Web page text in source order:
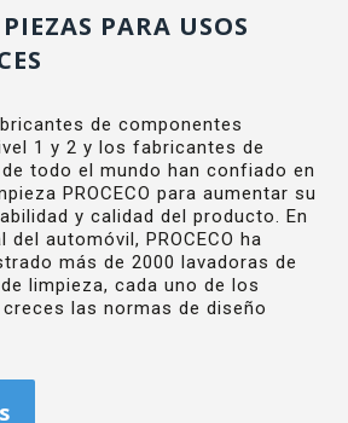
PARA USOS
de componentes
1 y 2 y los fabricantes de
todo el mundo han confiado en
PROCECO para aumentar su
y calidad del producto. En
automóvil, PROCECO ha
más de 2000 lavadoras de
limpieza, cada uno de los
las normas de diseño